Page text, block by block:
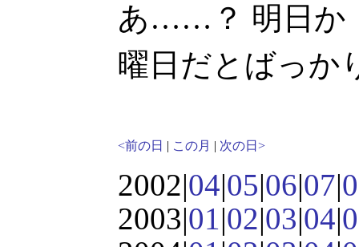
あ……？ 明日か
曜日だとばっか
<前の日 | この月 | 次の日>
2002|04|05|06|07|
2003|01|02|03|04|